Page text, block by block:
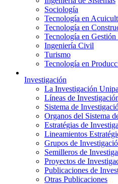
Sociología
Tecnología en
Tecnología en
Tecnología en
Ingeniería Civil
Turismo
Tecnología en
Investigación
La Investigación
Líneas de
Sistema de
Organos del Sistema
Estratégias de
Lineamientos
Grupos de
Semilleros de
Proyectos de
Publicaciones de
Otras Publicaciones